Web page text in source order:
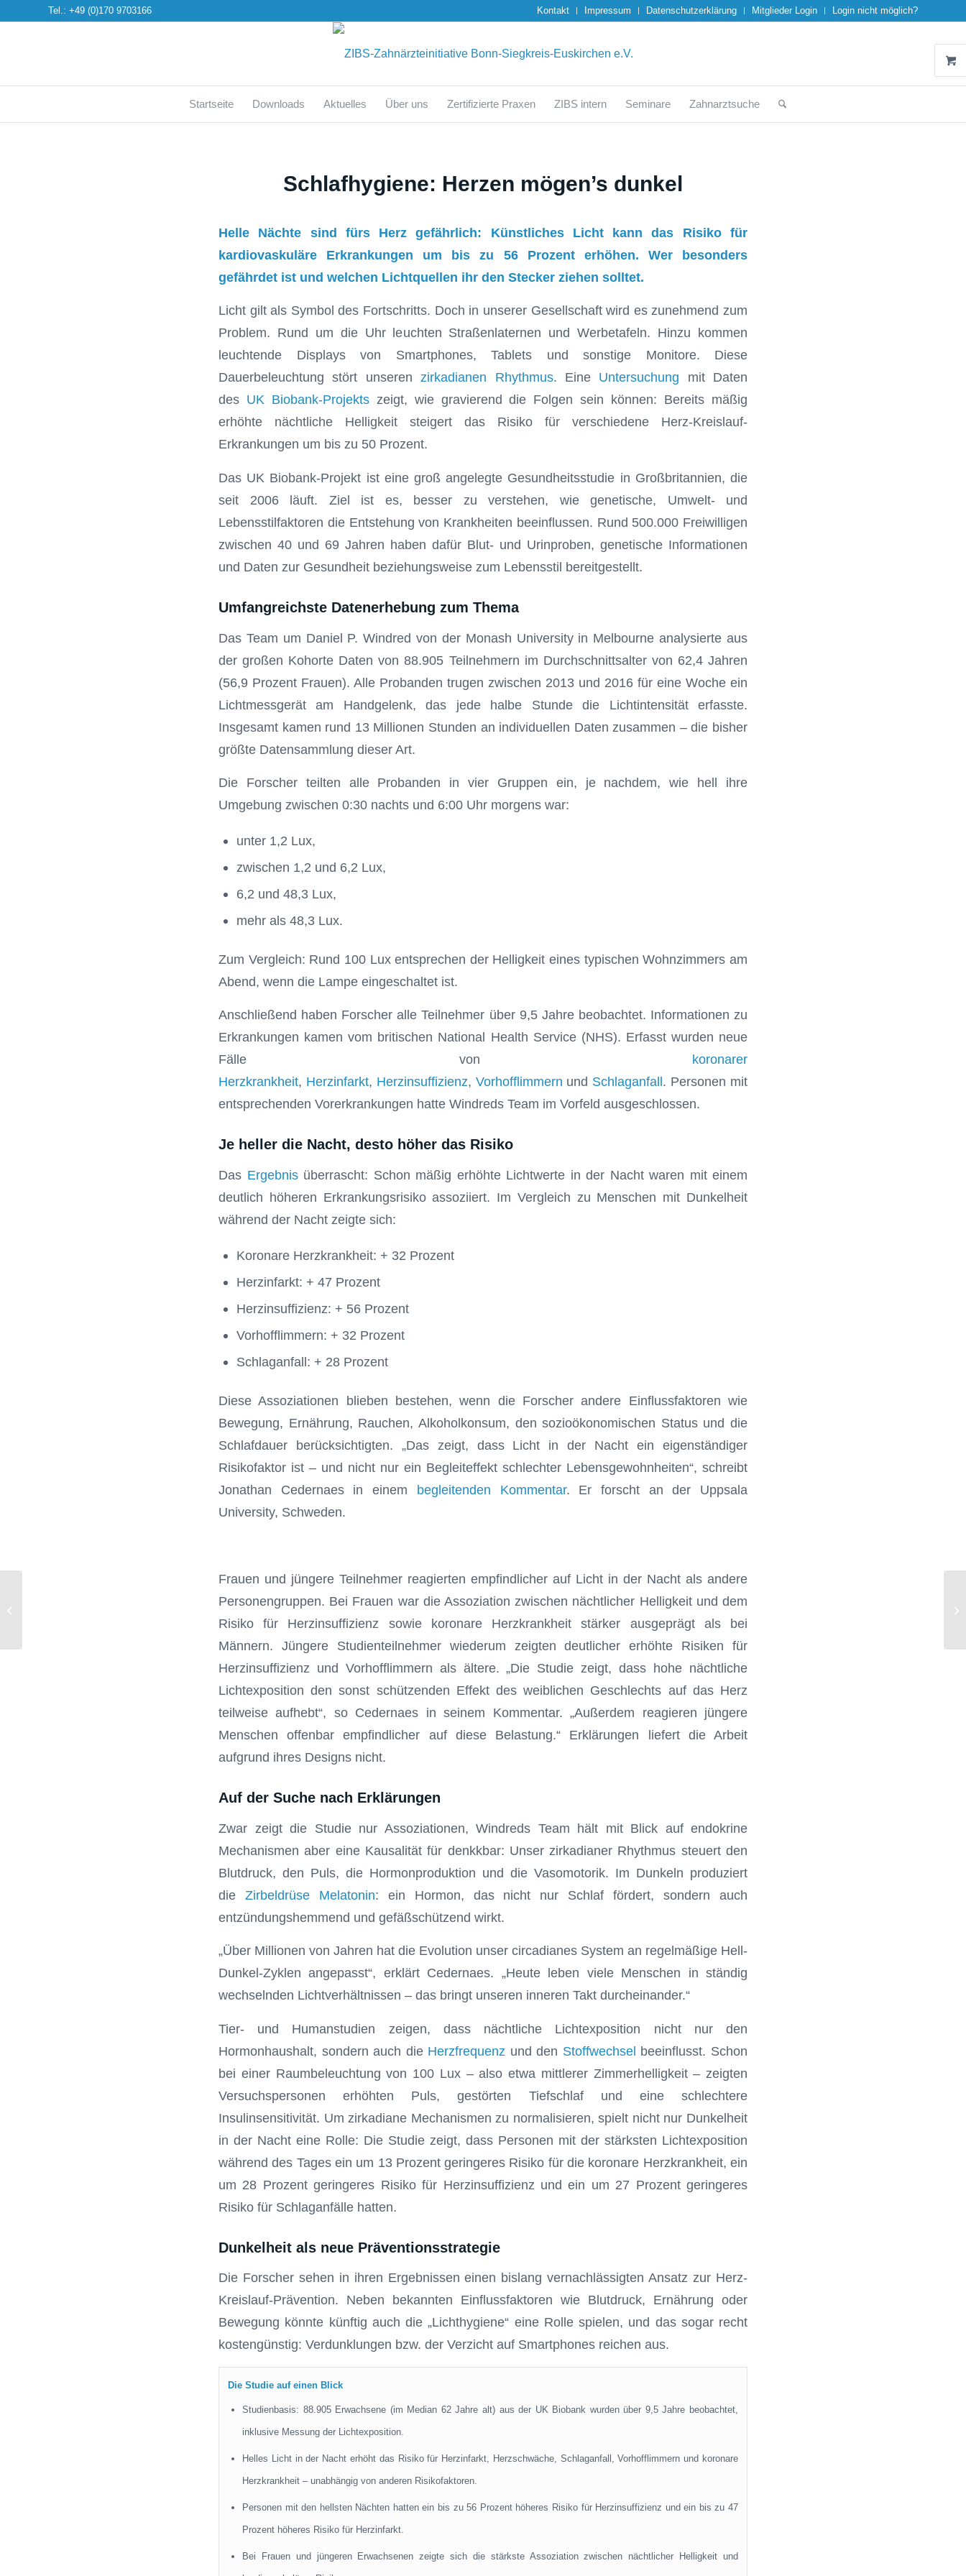
Kontakt Impressum Datenschutzerklärung Mitglieder Login Login nicht möglich?
Tel.: +49 (0)170 9703166
Startseite Downloads Aktuelles Über uns Zertifizierte Praxen ZIBS intern Seminare Zahnarztsuche
Schlafhygiene: Herzen mögen’s dunkel
Helle Nächte sind fürs Herz gefährlich: Künstliches Licht kann das Risiko für
kardiovaskuläre Erkrankungen um bis zu 56 Prozent erhöhen. Wer besonders
gefährdet ist und welchen Lichtquellen ihr den Stecker ziehen solltet.
Licht gilt als Symbol des Fortschritts. Doch in unserer Gesellschaft wird es zunehmend zum
Problem. Rund um die Uhr leuchten Straßenlaternen und Werbetafeln. Hinzu kommen
leuchtende Displays von Smartphones, Tablets und sonstige Monitore. Diese
Dauerbeleuchtung stört unserenzirkadianen Rhythmus. Eine Untersuchung mit Daten
des UK Biobank-Projektszeigt, wie gravierend die Folgen sein können: Bereits mäßig
erhöhte nächtliche Helligkeit steigert das Risiko für verschiedene Herz-Kreislauf-
Erkrankungen um bis zu 50 Prozent.
Das UK Biobank-Projekt ist eine groß angelegte Gesundheitsstudie in Großbritannien, die
seit 2006 läuft. Ziel ist es, besser zu verstehen, wie genetische, Umwelt- und
Lebensstilfaktoren die Entstehung von Krankheiten beeinflussen. Rund 500.000 Freiwilligen
zwischen 40 und 69 Jahren haben dafür Blut- und Urinproben, genetische Informationen
und Daten zur Gesundheit beziehungsweise zum Lebensstil bereitgestellt.
Umfangreichste Datenerhebung zum Thema
Das Team um Daniel P. Windred von der Monash University in Melbourne analysierte aus
der großen Kohorte Daten von 88.905 Teilnehmern im Durchschnittsalter von 62,4 Jahren
(56,9 Prozent Frauen). Alle Probanden trugen zwischen 2013 und 2016 für eine Woche ein
Lichtmessgerät am Handgelenk, das jede halbe Stunde die Lichtintensität erfasste.
Insgesamt kamen rund 13 Millionen Stunden an individuellen Daten zusammen – die bisher
größte Datensammlung dieser Art.
Die Forscher teilten alle Probanden in vier Gruppen ein, je nachdem, wie hell ihre
Umgebung zwischen 0:30 nachts und 6:00 Uhr morgens war:
unter 1,2 Lux,
zwischen 1,2 und 6,2 Lux,
6,2 und 48,3 Lux,
mehr als 48,3 Lux.
Zum Vergleich: Rund 100 Lux entsprechen der Helligkeit eines typischen Wohnzimmers am
Abend, wenn die Lampe eingeschaltet ist.
Anschließend haben Forscher alle Teilnehmer über 9,5 Jahre beobachtet. Informationen zu
Erkrankungen kamen vom britischen National Health Service (NHS). Erfasst wurden neue
Fälle von koronarer
Herzkrankheit, Herzinfarkt, Herzinsuffizienz, Vorhofflimmern und Schlaganfall. Personen mit
entsprechenden Vorerkrankungen hatte Windreds Team im Vorfeld ausgeschlossen.
Je heller die Nacht, desto höher das Risiko
Das Ergebnisüberrascht: Schon mäßig erhöhte Lichtwerte in der Nacht waren mit einem
deutlich höheren Erkrankungsrisiko assoziiert. Im Vergleich zu Menschen mit Dunkelheit
während der Nacht zeigte sich:
Koronare Herzkrankheit: + 32 Prozent
Herzinfarkt: + 47 Prozent
Herzinsuffizienz: + 56 Prozent
Vorhofflimmern: + 32 Prozent
Schlaganfall: + 28 Prozent
Diese Assoziationen blieben bestehen, wenn die Forscher andere Einflussfaktoren wie
Bewegung, Ernährung, Rauchen, Alkoholkonsum, den sozioökonomischen Status und die
Schlafdauer berücksichtigten. „Das zeigt, dass Licht in der Nacht ein eigenständiger
Risikofaktor ist – und nicht nur ein Begleiteffekt schlechter Lebensgewohnheiten“, schreibt
Jonathan Cedernaes in einem begleitenden Kommentar. Er forscht an der Uppsala
University, Schweden.
Frauen und jüngere Teilnehmer reagierten empfindlicher auf Licht in der Nacht als andere
Personengruppen. Bei Frauen war die Assoziation zwischen nächtlicher Helligkeit und dem
Risiko für Herzinsuffizienz sowie koronare Herzkrankheit stärker ausgeprägt als bei
Männern. Jüngere Studienteilnehmer wiederum zeigten deutlicher erhöhte Risiken für
Herzinsuffizienz und Vorhofflimmern als ältere. „Die Studie zeigt, dass hohe nächtliche
Lichtexposition den sonst schützenden Effekt des weiblichen Geschlechts auf das Herz
teilweise aufhebt“, so Cedernaes in seinem Kommentar. „Außerdem reagieren jüngere
Menschen offenbar empfindlicher auf diese Belastung.“ Erklärungen liefert die Arbeit
aufgrund ihres Designs nicht.
Auf der Suche nach Erklärungen
Zwar zeigt die Studie nur Assoziationen, Windreds Team hält mit Blick auf endokrine
Mechanismen aber eine Kausalität für denkkbar: Unser zirkadianer Rhythmus steuert den
Blutdruck, den Puls, die Hormonproduktion und die Vasomotorik. Im Dunkeln produziert
die Zirbeldrüse Melatonin: ein Hormon, das nicht nur Schlaf fördert, sondern auch
entzündungshemmend und gefäßschützend wirkt.
„Über Millionen von Jahren hat die Evolution unser circadianes System an regelmäßige Hell-
Dunkel-Zyklen angepasst“, erklärt Cedernaes. „Heute leben viele Menschen in ständig
wechselnden Lichtverhältnissen – das bringt unseren inneren Takt durcheinander.“
Tier- und Humanstudien zeigen, dass nächtliche Lichtexposition nicht nur den
Hormonhaushalt, sondern auch die Herzfrequenz und den Stoffwechsel beeinflusst. Schon
bei einer Raumbeleuchtung von 100 Lux – also etwa mittlerer Zimmerhelligkeit – zeigten
Versuchspersonen erhöhten Puls, gestörten Tiefschlaf und eine schlechtere
Insulinsensitivität. Um zirkadiane Mechanismen zu normalisieren, spielt nicht nur Dunkelheit
in der Nacht eine Rolle: Die Studie zeigt, dass Personen mit der stärksten Lichtexposition
während des Tages ein um 13 Prozent geringeres Risiko für die koronare Herzkrankheit, ein
um 28 Prozent geringeres Risiko für Herzinsuffizienz und ein um 27 Prozent geringeres
Risiko für Schlaganfälle hatten.
Dunkelheit als neue Präventionsstrategie
Die Forscher sehen in ihren Ergebnissen einen bislang vernachlässigten Ansatz zur Herz-
Kreislauf-Prävention. Neben bekannten Einflussfaktoren wie Blutdruck, Ernährung oder
Bewegung könnte künftig auch die „Lichthygiene“ eine Rolle spielen, und das sogar recht
kostengünstig: Verdunklungen bzw. der Verzicht auf Smartphones reichen aus.
Die Studie auf einen Blick
Studienbasis: 88.905 Erwachsene (im Median 62 Jahre alt) aus der UK Biobank wurden über 9,5 Jahre beobachtet,
inklusive Messung der Lichtexposition.
Helles Licht in der Nacht erhöht das Risiko für Herzinfarkt, Herzschwäche, Schlaganfall, Vorhofflimmern und koronare
Herzkrankheit – unabhängig von anderen Risikofaktoren.
Personen mit den hellsten Nächten hatten ein bis zu 56 Prozent höheres Risiko für Herzinsuffizienz und ein bis zu 47
Prozent höheres Risiko für Herzinfarkt.
Bei Frauen und jüngeren Erwachsenen zeigte sich die stärkste Assoziation zwischen nächtlicher Helligkeit und